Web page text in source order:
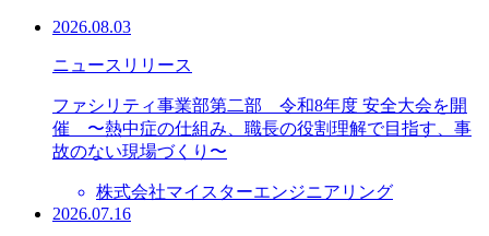
2026.08.03
ニュースリリース
ファシリティ事業部第二部 令和8年度 安全大会を開
催 〜熱中症の仕組み、職長の役割理解で目指す、事
故のない現場づくり〜
株式会社マイスターエンジニアリング
2026.07.16